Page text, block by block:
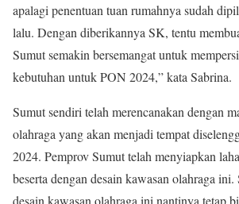
apalagi penentuan tuan rumahnya sudah
lalu. Dengan diberikannya SK, tentu
Sumut semakin bersemangat untuk
kebutuhan untuk PON 2024,” kata Sabrina.
Sumut sendiri telah merencanakan dengan
olahraga yang akan menjadi tempat
2024. Pemprov Sumut telah menyiapkan
beserta dengan desain kawasan olahraga
desain kawasan olahraga ini nantinya tetap